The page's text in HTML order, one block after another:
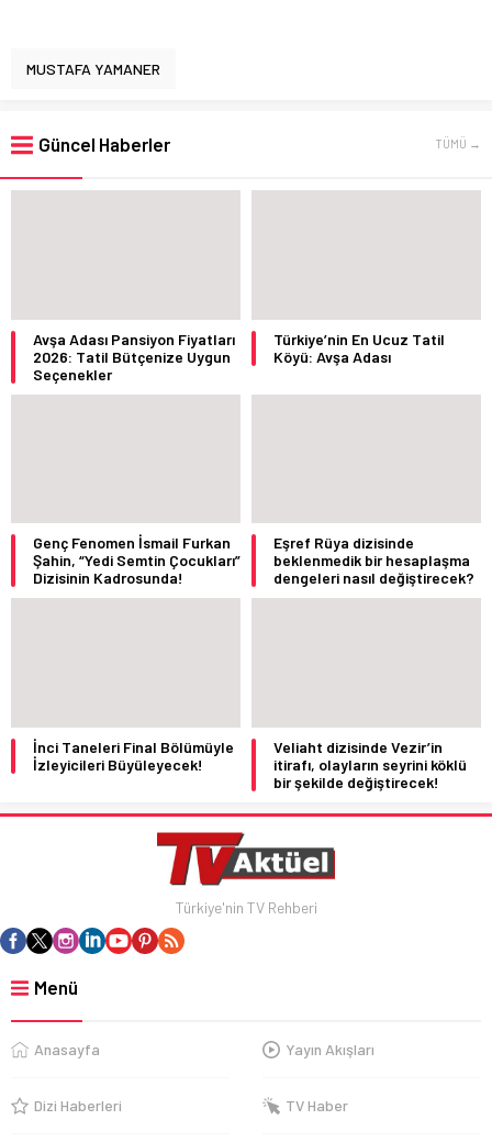
MUSTAFA YAMANER
Güncel Haberler TÜMÜ →
Avşa Adası Pansiyon Fiyatları
2026: Tatil Bütçenize Uygun
Seçenekler
Türkiye’nin En Ucuz Tatil
Köyü: Avşa Adası
Genç Fenomen İsmail Furkan
Şahin, “Yedi Semtin Çocukları”
Dizisinin Kadrosunda!
Eşref Rüya dizisinde
beklenmedik bir hesaplaşma
dengeleri nasıl değiştirecek?
İnci Taneleri Final Bölümüyle
İzleyicileri Büyüleyecek!
Veliaht dizisinde Vezir’in
itirafı, olayların seyrini köklü
bir şekilde değiştirecek!
Türkiye'nin TV Rehberi
Menü
Anasayfa Yayın Akışları
Dizi Haberleri TV Haber